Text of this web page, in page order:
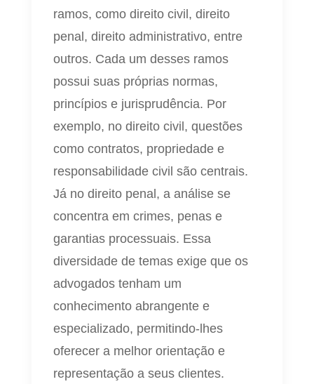
ramos, como direito civil, direito
penal, direito administrativo, entre
outros. Cada um desses ramos
possui suas próprias normas,
princípios e jurisprudência. Por
exemplo, no direito civil, questões
como contratos, propriedade e
responsabilidade civil são centrais.
Já no direito penal, a análise se
concentra em crimes, penas e
garantias processuais. Essa
diversidade de temas exige que os
advogados tenham um
conhecimento abrangente e
especializado, permitindo-lhes
oferecer a melhor orientação e
representação a seus clientes.